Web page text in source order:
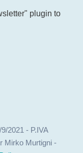
" plugin to
2021 - P.IVA
Mirko Murtigni -